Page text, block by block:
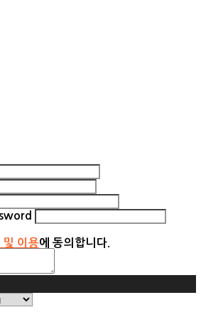
및 이용에 동의합니다.